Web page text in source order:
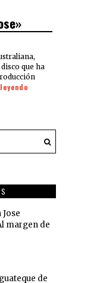
que ha
Jose
margen de
de